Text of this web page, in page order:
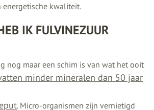
kwaliteit.
IK FULVINEZUUR
nog maar een schim is van wat het ooit
minder mineralen dan 50 jaar
. Micro-organismen zijn vernietigd